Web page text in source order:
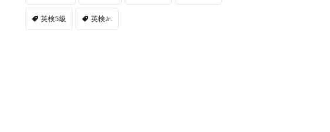
英検5級 英検Jr.